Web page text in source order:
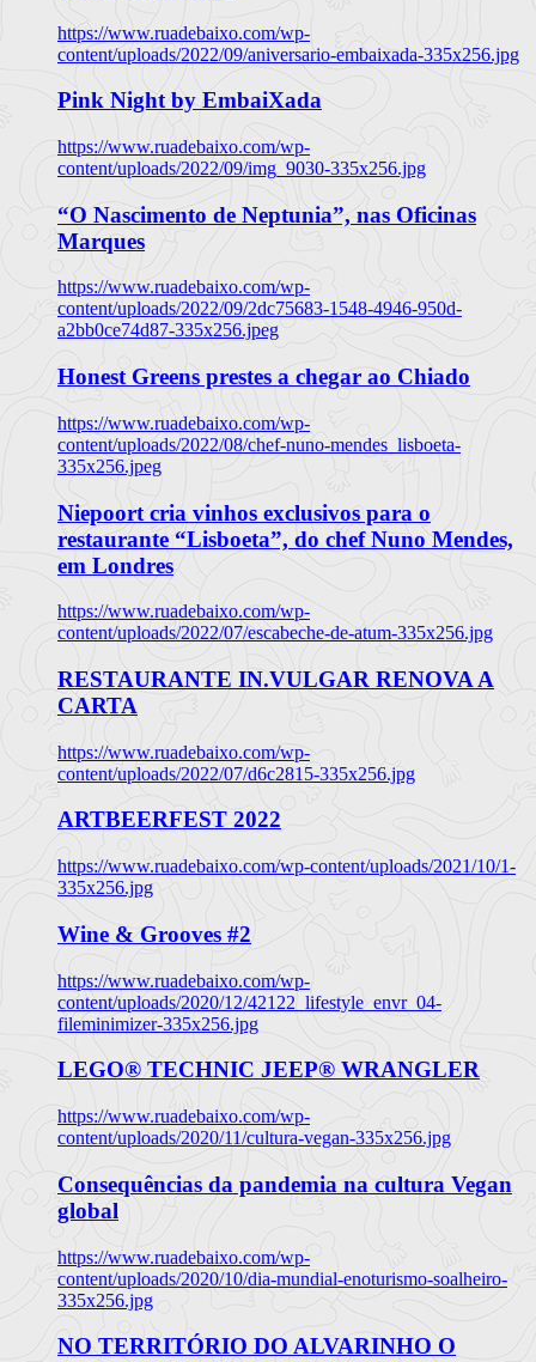
https://www.ruadebaixo.com/wp-
content/uploads/2022/09/aniversario-embaixada-335x256.jpg
Pink Night by EmbaiXada
https://www.ruadebaixo.com/wp-
content/uploads/2022/09/img_9030-335x256.jpg
“O Nascimento de Neptunia”, nas Oficinas
Marques
https://www.ruadebaixo.com/wp-
content/uploads/2022/09/2dc75683-1548-4946-950d-
a2bb0ce74d87-335x256.jpeg
Honest Greens prestes a chegar ao Chiado
https://www.ruadebaixo.com/wp-
content/uploads/2022/08/chef-nuno-mendes_lisboeta-
335x256.jpeg
Niepoort cria vinhos exclusivos para o
restaurante “Lisboeta”, do chef Nuno Mendes,
em Londres
https://www.ruadebaixo.com/wp-
content/uploads/2022/07/escabeche-de-atum-335x256.jpg
RESTAURANTE IN.VULGAR RENOVA A
CARTA
https://www.ruadebaixo.com/wp-
content/uploads/2022/07/d6c2815-335x256.jpg
ARTBEERFEST 2022
https://www.ruadebaixo.com/wp-content/uploads/2021/10/1-
335x256.jpg
Wine & Grooves #2
https://www.ruadebaixo.com/wp-
content/uploads/2020/12/42122_lifestyle_envr_04-
fileminimizer-335x256.jpg
LEGO® TECHNIC JEEP® WRANGLER
https://www.ruadebaixo.com/wp-
content/uploads/2020/11/cultura-vegan-335x256.jpg
Consequências da pandemia na cultura Vegan
global
https://www.ruadebaixo.com/wp-
content/uploads/2020/10/dia-mundial-enoturismo-soalheiro-
335x256.jpg
NO TERRITÓRIO DO ALVARINHO O